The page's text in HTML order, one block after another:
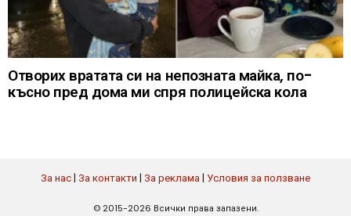
Отворих вратата си на непозната майка, по-
късно пред дома ми спря полицейска кола
За нас| За контакти | За реклама| Условия за ползване
© 2015-2026 Всички права запазени.